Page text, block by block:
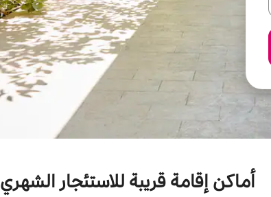
أماكن إقامة قريبة للاستئجار الشهري